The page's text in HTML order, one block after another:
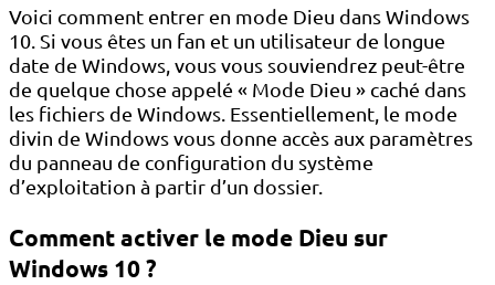
Voici comment entrer en mode Dieu dans Windows
10. Si vous êtes un fan et un utilisateur de longue
date de Windows, vous vous souviendrez peut-être
de quelque chose appelé « Mode Dieu » caché dans
les fichiers de Windows. Essentiellement, le mode
divin de Windows vous donne accès aux paramètres
du panneau de configuration du système
d’exploitation à partir d’un dossier.
Comment activer le mode Dieu sur
Windows 10 ?